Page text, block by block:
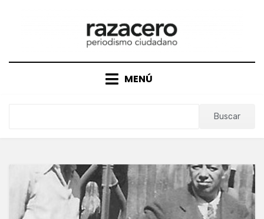
MENÚ
Buscar